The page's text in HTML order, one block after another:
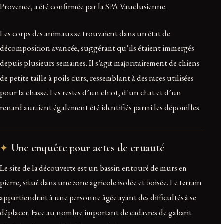
Provence, a été confirmée par la SPA Vauclusienne.
Les corps des animaux se trouvaient dans un état de
décomposition avancée, suggérant qu’ils étaient immergés
depuis plusieurs semaines. Il s’agit majoritairement de chiens
de petite taille à poils durs, ressemblant à des races utilisées
pour la chasse. Les restes d’un chiot, d’un chat et d’un
renard auraient également été identifiés parmi les dépouilles.
Une enquête pour actes de cruauté
Le site de la découverte est un bassin entouré de murs en
pierre, situé dans une zone agricole isolée et boisée. Le terrain
appartiendrait à une personne âgée ayant des difficultés à se
déplacer. Face au nombre important de cadavres de gabarit